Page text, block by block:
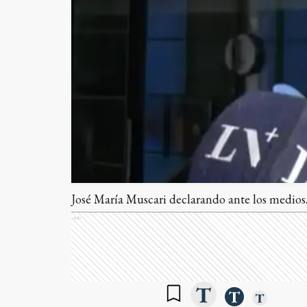
José María Muscari declarando ante los medios.
Ads